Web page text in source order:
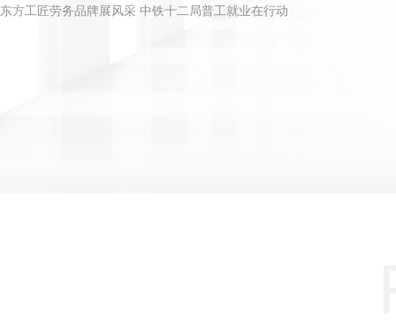
东方工匠劳务品牌展风采 中铁十二局普工就业在行动